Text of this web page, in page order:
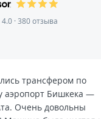
4.0 · 380 отзыва
трансфером по
аэропорт Бишкека —
Очень довольны